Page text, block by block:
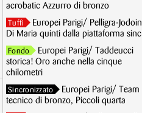
acrobatic Azzurro di bronzo
Tuffi
Europei Parigi/ Pelligra-Jodoin
Di Maria quinti dalla piattaforma
Fondo
Europei Parigi/ Taddeucci
storica! Oro anche nella cinque
chilometri
Sincronizzato
Europei Parigi/ Team
tecnico di bronzo, Piccoli quarta